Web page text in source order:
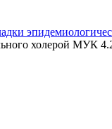
холерой МУК